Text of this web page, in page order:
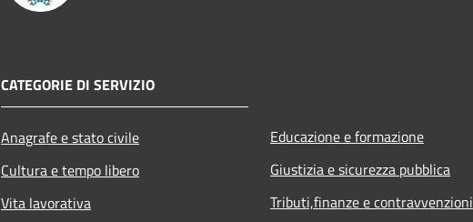
CATEGORIE DI SERVIZIO
Anagrafe e stato civile
Cultura e tempo libero
Vita lavorativa
Educazione e formazione
Giustizia e sicurezza pubblica
Tributi,finanze e contravvenzioni